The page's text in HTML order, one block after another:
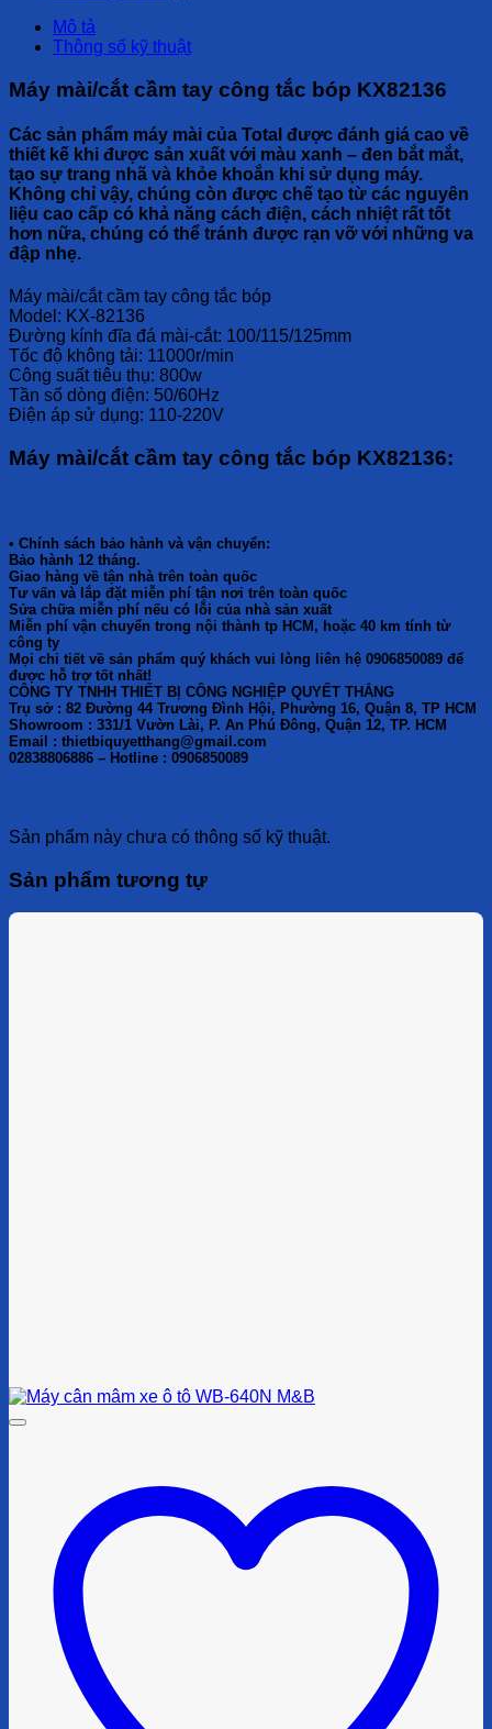
Mô tả
Thông số kỹ thuật
Máy mài/cắt cầm tay công tắc bóp KX82136
Các sản phẩm máy mài của Total được đánh giá cao về
thiết kế khi được sản xuất với màu xanh – đen bắt mắt,
tạo sự trang nhã và khỏe khoắn khi sử dụng máy.
Không chỉ vậy, chúng còn được chế tạo từ các nguyên
liệu cao cấp có khả năng cách điện, cách nhiệt rất tốt
hơn nữa, chúng có thể tránh được rạn vỡ với những va
đập nhẹ.
Máy mài/cắt cầm tay công tắc bóp
Model: KX-82136
Đường kính đĩa đá mài-cắt: 100/115/125mm
Tốc độ không tải: 11000r/min
Công suất tiêu thụ: 800w
Tần số dòng điện: 50/60Hz
Điện áp sử dụng: 110-220V
Máy mài/cắt cầm tay công tắc bóp KX82136:
• Chính sách bảo hành và vận chuyển:
Bảo hành 12 tháng.
Giao hàng về tận nhà trên toàn quốc
Tư vấn và lắp đặt miễn phí tận nơi trên toàn quốc
Sửa chữa miễn phí nếu có lỗi của nhà sản xuất
Miễn phí vận chuyển trong nội thành tp HCM, hoặc 40 km tính từ
công ty
Mọi chi tiết về sản phẩm quý khách vui lòng liên hệ 0906850089 để
được hỗ trợ tốt nhất!
CÔNG TY TNHH THIẾT BỊ CÔNG NGHIỆP QUYẾT THẮNG
Trụ sở : 82 Đường 44 Trương Đình Hội, Phường 16, Quận 8, TP HCM
Showroom : 331/1 Vườn Lài, P. An Phú Đông, Quận 12, TP. HCM
Email : thietbiquyetthang@gmail.com
02838806886 – Hotline : 0906850089
Sản phẩm này chưa có thông số kỹ thuật.
Sản phẩm tương tự